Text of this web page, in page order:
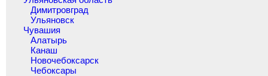
Димитровград
Ульяновск
Чувашия
Алатырь
Канаш
Новочебоксарск
Чебоксары